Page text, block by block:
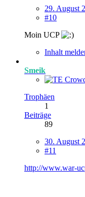
29. August
#10
Moin UCP
Inhalt
Smeik
Trophäen
1
Beiträge
89
30. August
#11
http://www.war-